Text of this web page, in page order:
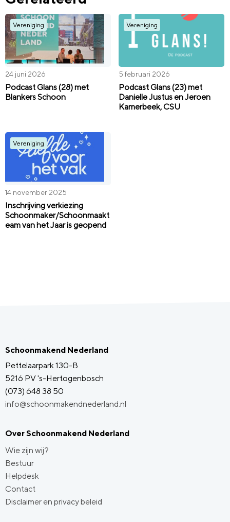
Vereniging
24 juni 2026
Podcast Glans (28) met
Blankers Schoon
Vereniging
5 februari 2026
Podcast Glans (23) met
Danielle Justus en Jeroen
Kamerbeek, CSU
Vereniging
14 november 2025
Inschrijving verkiezing
Schoonmaker/Schoonmaakt
eam van het Jaar is geopend
Schoonmakend Nederland
Pettelaarpark 130-B
5216 PV 's-Hertogenbosch
(073) 648 38 50
info@schoonmakendnederland.nl
Over Schoonmakend Nederland
Wie zijn wij?
Bestuur
Helpdesk
Contact
Disclaimer en privacy beleid